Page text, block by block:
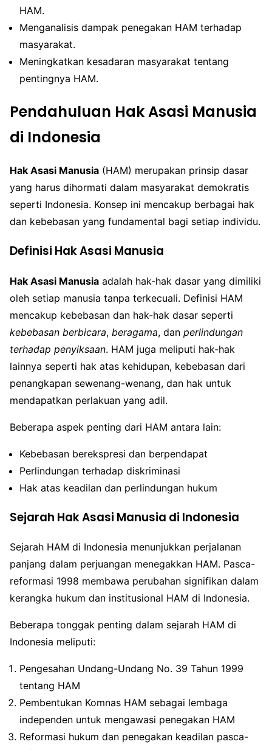
HAM.
Menganalisis dampak penegakan HAM terhadap
masyarakat.
Meningkatkan kesadaran masyarakat tentang
pentingnya HAM.
Pendahuluan Hak Asasi Manusia
di Indonesia
Hak Asasi Manusia (HAM) merupakan prinsip dasar
yang harus dihormati dalam masyarakat demokratis
seperti Indonesia. Konsep ini mencakup berbagai hak
dan kebebasan yang fundamental bagi setiap individu.
Definisi Hak Asasi Manusia
Hak Asasi Manusia adalah hak-hak dasar yang dimiliki
oleh setiap manusia tanpa terkecuali. Definisi HAM
mencakup kebebasan dan hak-hak dasar seperti
kebebasan berbicara, beragama, dan perlindungan
terhadap penyiksaan. HAM juga meliputi hak-hak
lainnya seperti hak atas kehidupan, kebebasan dari
penangkapan sewenang-wenang, dan hak untuk
mendapatkan perlakuan yang adil.
Beberapa aspek penting dari HAM antara lain:
Kebebasan berekspresi dan berpendapat
Perlindungan terhadap diskriminasi
Hak atas keadilan dan perlindungan hukum
Sejarah Hak Asasi Manusia di Indonesia
Sejarah HAM di Indonesia menunjukkan perjalanan
panjang dalam perjuangan menegakkan HAM. Pasca-
reformasi 1998 membawa perubahan signifikan dalam
kerangka hukum dan institusional HAM di Indonesia.
Beberapa tonggak penting dalam sejarah HAM di
Indonesia meliputi:
Pengesahan Undang-Undang No. 39 Tahun 1999
tentang HAM
Pembentukan Komnas HAM sebagai lembaga
independen untuk mengawasi penegakan HAM
Reformasi hukum dan penegakan keadilan pasca-